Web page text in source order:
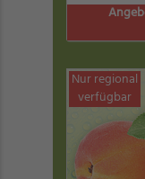
Nur regional
verfügbar